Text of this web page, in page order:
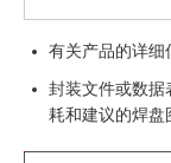
有关产品的详细
封装文件或数据
耗和建议的焊盘